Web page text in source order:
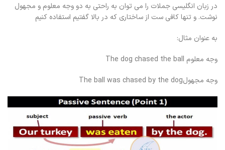
در زبان انگلیسی جملات را می توان به راحتی به دو وجه معلوم و مجهول
نوشت. و تنها کافی ست از ساختاری که در بالا گفتیم استفاده کنیم
به عنوان مثال:
وجه معلوم The dog chased the ball
وجه مجهولThe ball was chased by the dog